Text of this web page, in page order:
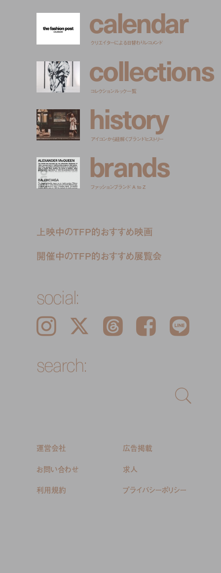
calendar
クリエイターによる日替わりレコメンド
collections
コレクションルック一覧
history
アイコンから紐解くブランドヒストリー
brands
ファッションブランド A to Z
上映中のTFP的おすすめ映画
開催中のTFP的おすすめ展覧会
social:
Instagram 𝕏 Threads Facebook LINE
search:
運営会社
広告掲載
お問い合わせ
求人
利用規約
プライバシーポリシー